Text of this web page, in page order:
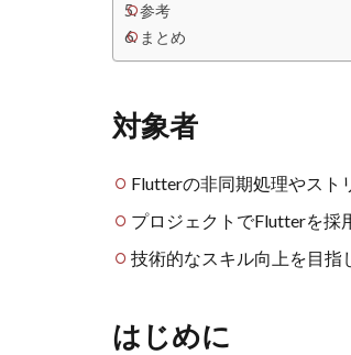
参考
まとめ
対象者
Flutterの非同期処理やスト
プロジェクトでFlutterを採
技術的なスキル向上を目指
はじめに